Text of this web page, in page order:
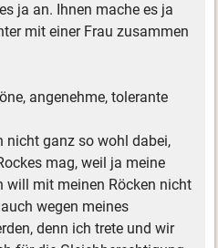
ja an. Ihnen mache es ja
mit einer Frau zusammen
angenehme, tolerante
nicht ganz so wohl dabei,
mag, weil ja meine
will mit meinen Röcken nicht
wegen meines
denn ich trete und wir